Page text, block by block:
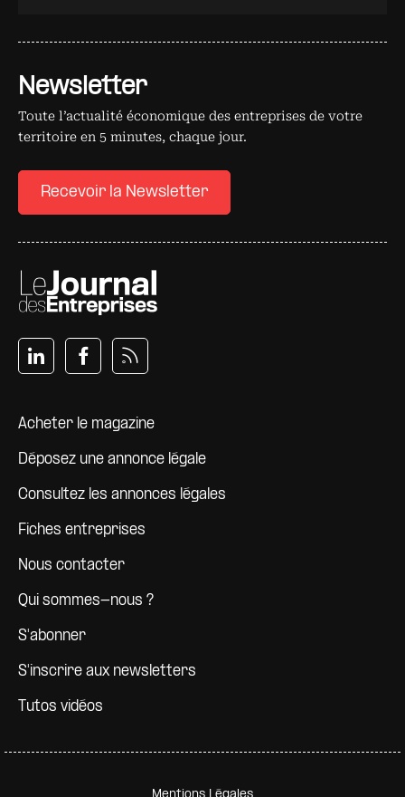
Newsletter
Toute l’actualité économique des entreprises de votre
territoire en 5 minutes, chaque jour.
Recevoir la Newsletter
Pied de page
Acheter le magazine
Déposez une annonce légale
Consultez les annonces légales
Fiches entreprises
Nous contacter
Qui sommes-nous ?
S'abonner
S'inscrire aux newsletters
Tutos vidéos
Pied de page secondaire
Mentions Légales